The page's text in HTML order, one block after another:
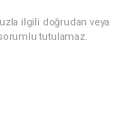
ilgili doğrudan veya
tutulamaz.